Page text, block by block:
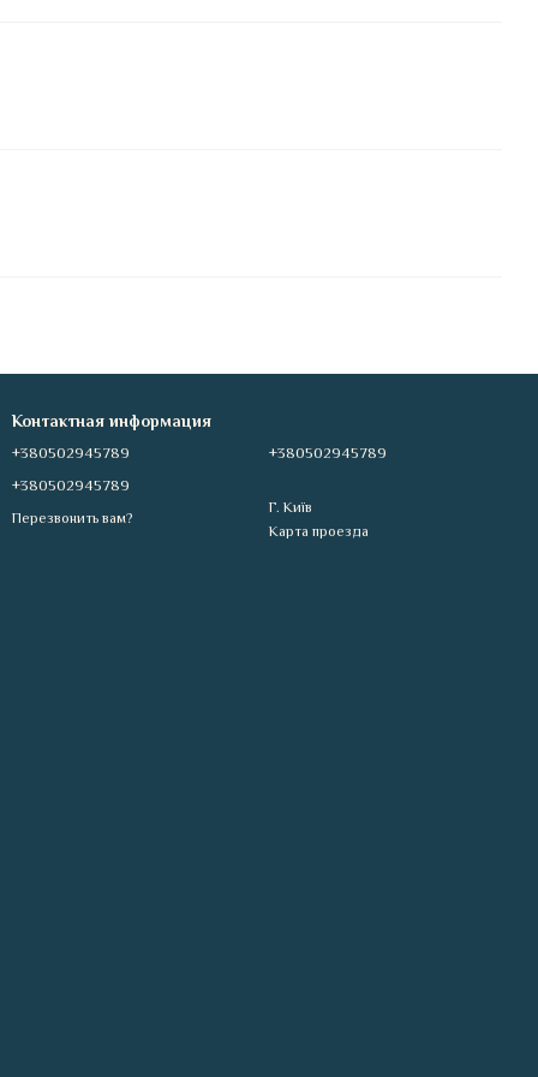
Контактная информация
+380502945789
+380502945789
Перезвонить вам?
+380502945789
Г. Київ
Карта проезда